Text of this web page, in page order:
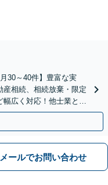
30～40件】豊富な実
相続、相続放棄・限定
広く対応！他士業と連
面談無料】
メールでお問い合わせ